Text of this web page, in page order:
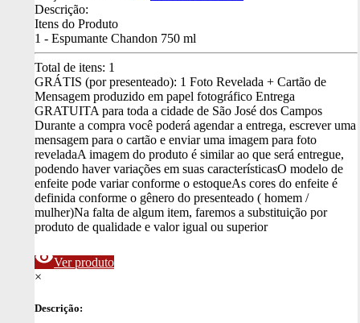
Descrição:
Itens do Produto
1 - Espumante Chandon 750 ml
Total de itens: 1
GRÁTIS (por presenteado): 1 Foto Revelada + Cartão de
Mensagem produzido em papel fotográfico Entrega
GRATUITA para toda a cidade de São José dos Campos
Durante a compra você poderá agendar a entrega, escrever uma
mensagem para o cartão e enviar uma imagem para foto
reveladaA imagem do produto é similar ao que será entregue,
podendo haver variações em suas característicasO modelo de
enfeite pode variar conforme o estoqueAs cores do enfeite é
definida conforme o gênero do presenteado ( homem /
mulher)Na falta de algum item, faremos a substituição por
produto de qualidade e valor igual ou superior
visibilityVer produto
×
Descrição: